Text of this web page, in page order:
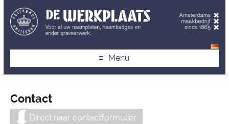
Menu
Contact
Direct naar contactformulier